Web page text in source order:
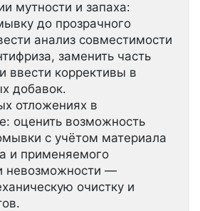
мутности и запаха:
до прозрачного
анализ совместимости
заменить часть
ввести коррективы в
добавок.
отложениях в
оценить возможность
с учётом материала
и применяемого
невозможности —
очистку и